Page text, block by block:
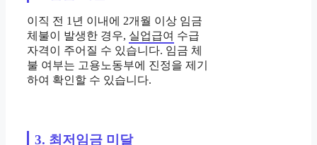
이직 전 1년 이내에 2개월 이상 임금
체불이 발생한 경우, 실업급여 수급
자격이 주어질 수 있습니다. 임금 체
불 여부는 고용노동부에 진정을 제기
하여 확인할 수 있습니다.
3. 최저임금 미달